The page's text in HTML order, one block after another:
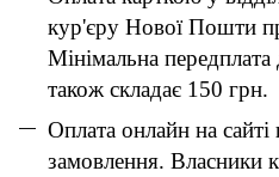
кур'єру Нової Пошти
Мінімальна
також складає 150 грн.
Оплата онлайн на
замовлення. Власники